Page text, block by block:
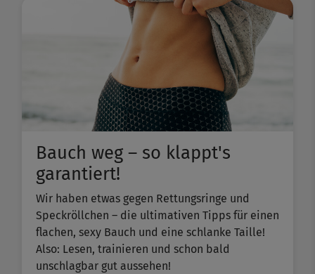
Bauch weg – so klappt's
garantiert!
Wir haben etwas gegen Rettungsringe und
Speckröllchen – die ultimativen Tipps für einen
flachen, sexy Bauch und eine schlanke Taille!
Also: Lesen, trainieren und schon bald
unschlagbar gut aussehen!